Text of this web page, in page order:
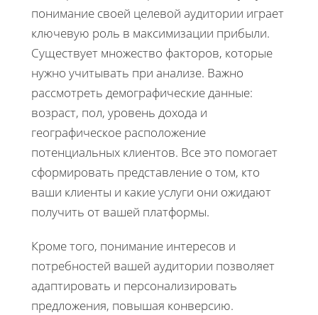
понимание своей целевой аудитории играет
ключевую роль в максимизации прибыли.
Существует множество факторов, которые
нужно учитывать при анализе. Важно
рассмотреть демографические данные:
возраст, пол, уровень дохода и
географическое расположение
потенциальных клиентов. Все это помогает
сформировать представление о том, кто
ваши клиенты и какие услуги они ожидают
получить от вашей платформы.
Кроме того, понимание интересов и
потребностей вашей аудитории позволяет
адаптировать и персонализировать
предложения, повышая конверсию.